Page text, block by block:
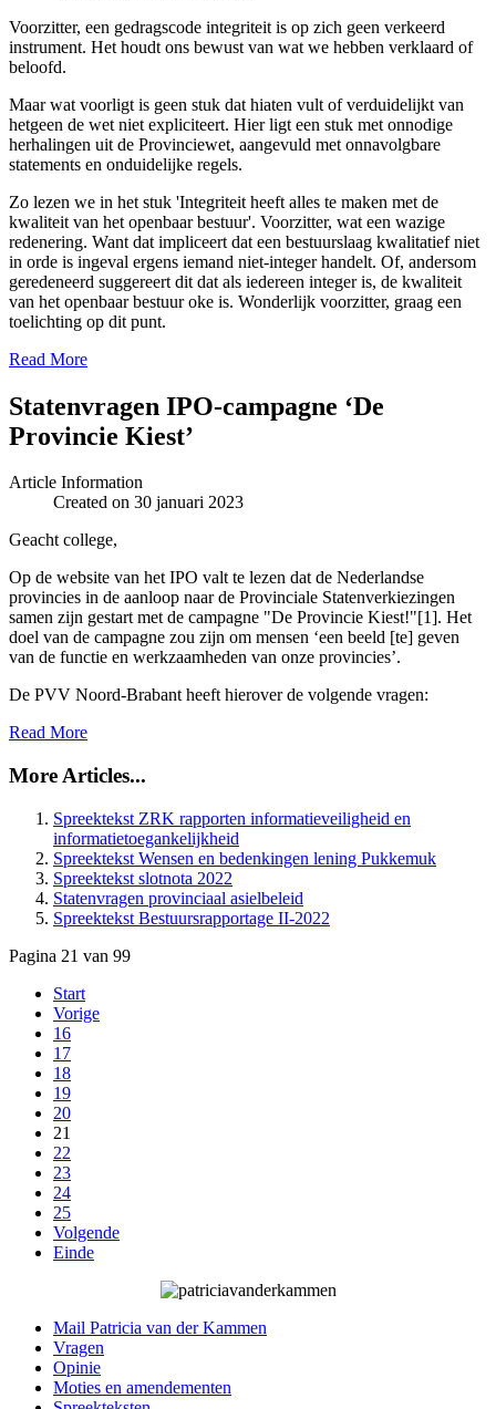
Voorzitter, een gedragscode integriteit is op zich geen verkeerd
instrument. Het houdt ons bewust van wat we hebben verklaard of
beloofd.
Maar wat voorligt is geen stuk dat hiaten vult of verduidelijkt van
hetgeen de wet niet expliciteert. Hier ligt een stuk met onnodige
herhalingen uit de Provinciewet, aangevuld met onnavolgbare
statements en onduidelijke regels.
Zo lezen we in het stuk 'Integriteit heeft alles te maken met de
kwaliteit van het openbaar bestuur'. Voorzitter, wat een wazige
redenering. Want dat impliceert dat een bestuurslaag kwalitatief niet
in orde is ingeval ergens iemand niet-integer handelt. Of, andersom
geredeneerd suggereert dit dat als iedereen integer is, de kwaliteit
van het openbaar bestuur oke is. Wonderlijk voorzitter, graag een
toelichting op dit punt.
Read More
Statenvragen IPO-campagne ‘De
Provincie Kiest’
Article Information
Created on 30 januari 2023
Geacht college,
Op de website van het IPO valt te lezen dat de Nederlandse
provincies in de aanloop naar de Provinciale Statenverkiezingen
samen zijn gestart met de campagne "De Provincie Kiest!"[1]. Het
doel van de campagne zou zijn om mensen ‘een beeld [te] geven
van de functie en werkzaamheden van onze provincies’.
De PVV Noord-Brabant heeft hierover de volgende vragen:
Read More
More Articles...
Spreektekst ZRK rapporten informatieveiligheid en
informatietoegankelijkheid
Spreektekst Wensen en bedenkingen lening Pukkemuk
Spreektekst slotnota 2022
Statenvragen provinciaal asielbeleid
Spreektekst Bestuursrapportage II-2022
Pagina 21 van 99
Start
Vorige
16
17
18
19
20
21
22
23
24
25
Volgende
Einde
Mail Patricia van der Kammen
Vragen
Opinie
Moties en amendementen